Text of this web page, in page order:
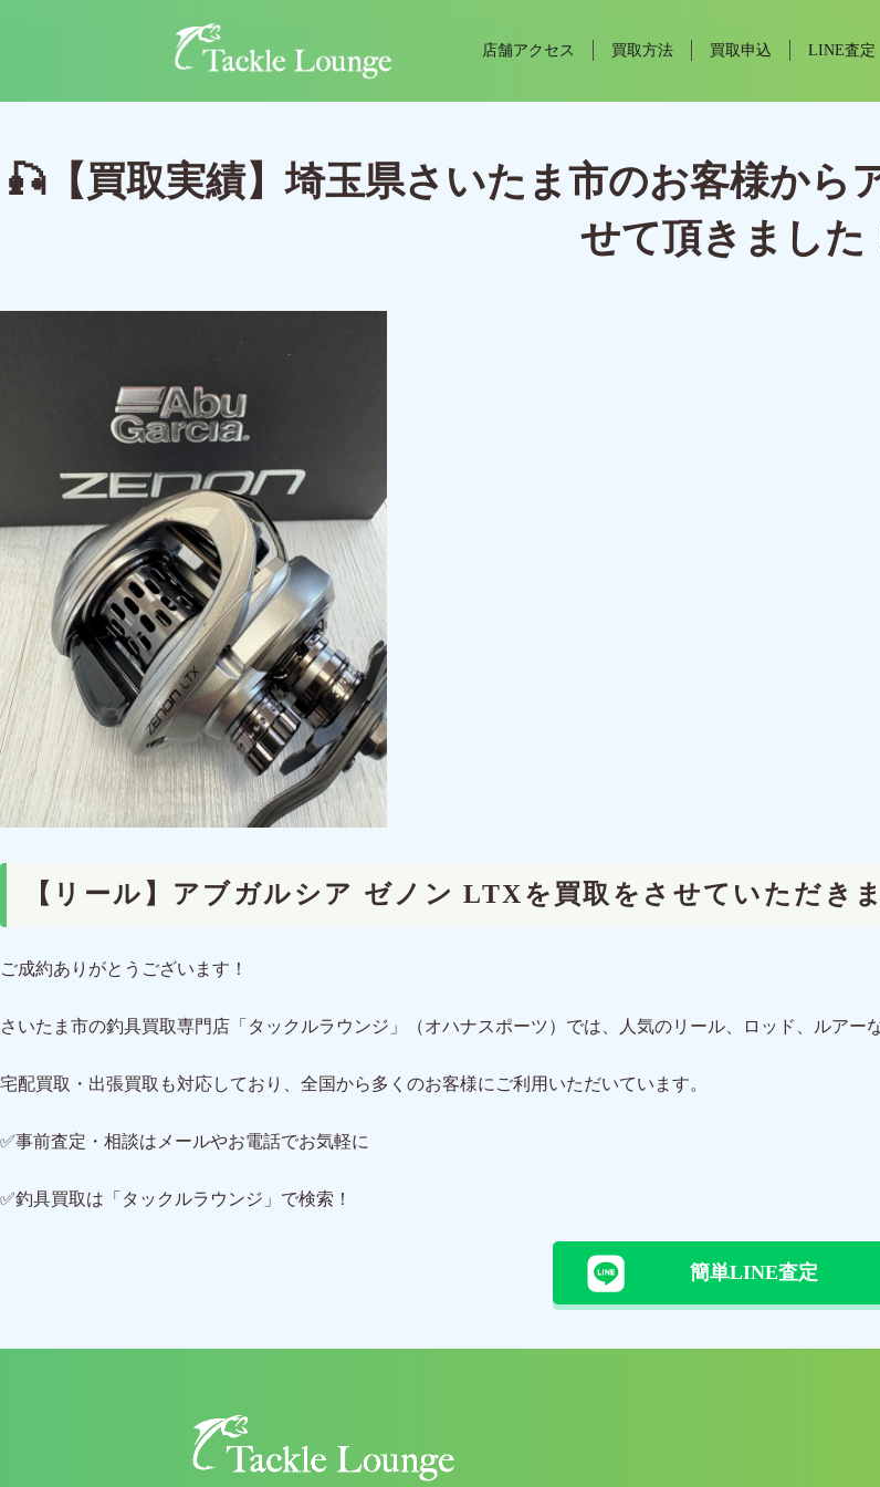
店舗アクセス 買取方法 買取申込 LINE査定
🎣【買取実績】埼玉県さいたま市のお客様から
せて頂きました
【リール】アブガルシア ゼノン LTXを買取をさせていただきま
ご成約ありがとうございます！
さいたま市の釣具買取専門店「タックルラウンジ」（オハナスポーツ）では、人気のリール、ロッド、ルアー
宅配買取・出張買取も対応しており、全国から多くのお客様にご利用いただいています。
✅事前査定・相談はメールやお電話でお気軽に
✅釣具買取は「タックルラウンジ」で検索！
簡単LINE査定